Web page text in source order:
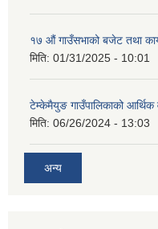
१७ औं गाउँसभाको बजेट तथा
मिति: 01/31/2025 - 10:01
टेम्केमैयुङ गाउँपालिकाको
मिति: 06/26/2024 - 13:03
अन्य